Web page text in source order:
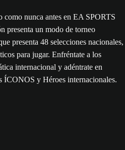
nunca antes en EA SPORTS
un modo de torneo
presenta 48 selecciones nacionales,
para jugar. Enfréntate a los
internacional y adéntrate en
ÍCONOS y Héroes internacionales.